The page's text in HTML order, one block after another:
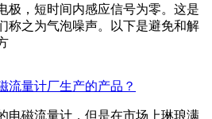
极，短时间内感应信号为零。这是
称之为气泡噪声。以下是避免和解
流量计厂生产的产品？
电磁流量计，但是在市场上琳琅满